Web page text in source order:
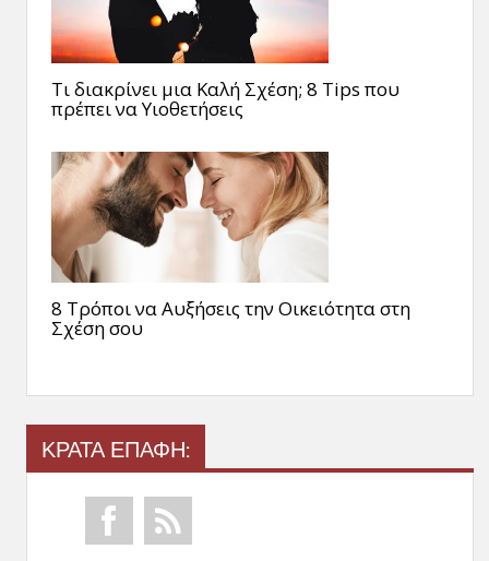
Τι διακρίνει μια Καλή Σχέση; 8 Tips που
πρέπει να Υιοθετήσεις
8 Τρόποι να Αυξήσεις την Οικειότητα στη
Σχέση σου
ΚΡΑΤΑ ΕΠΑΦΗ: